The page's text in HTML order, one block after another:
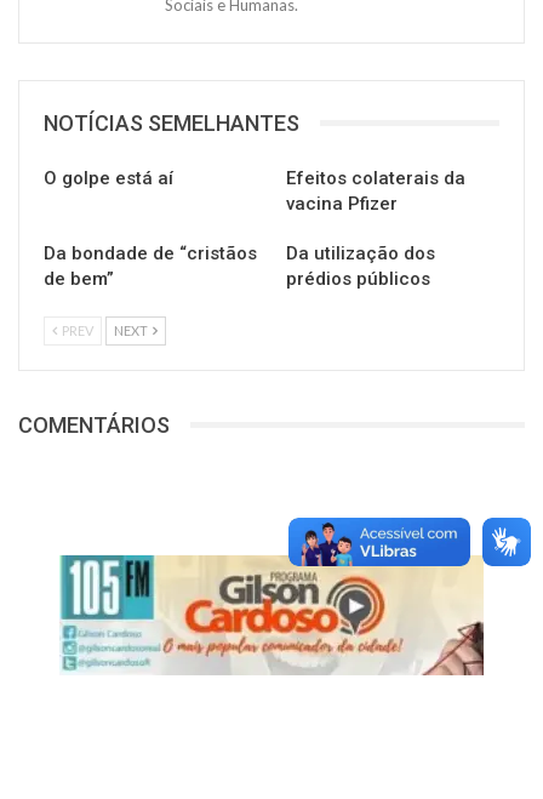
Sociais e Humanas.
NOTÍCIAS SEMELHANTES
O golpe está aí
Efeitos colaterais da
vacina Pfizer
Da bondade de “cristãos
de bem”
Da utilização dos
prédios públicos
PREV NEXT
COMENTÁRIOS